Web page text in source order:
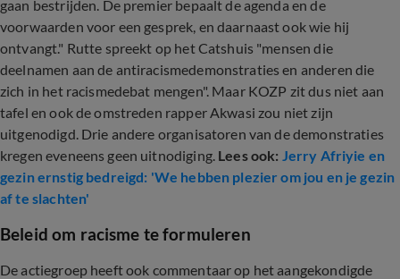
gaan bestrijden. De premier bepaalt de agenda en de
voorwaarden voor een gesprek, en daarnaast ook wie hij
ontvangt." Rutte spreekt op het Catshuis "mensen die
deelnamen aan de antiracismedemonstraties en anderen die
zich in het racismedebat mengen". Maar KOZP zit dus niet aan
tafel en ook de omstreden rapper Akwasi zou niet zijn
uitgenodigd. Drie andere organisatoren van de demonstraties
kregen eveneens geen uitnodiging. Lees ook: Jerry Afriyie en
gezin ernstig bedreigd: 'We hebben plezier om jou en je gezin
af te slachten'
Beleid om racisme te formuleren
De actiegroep heeft ook commentaar op het aangekondigde